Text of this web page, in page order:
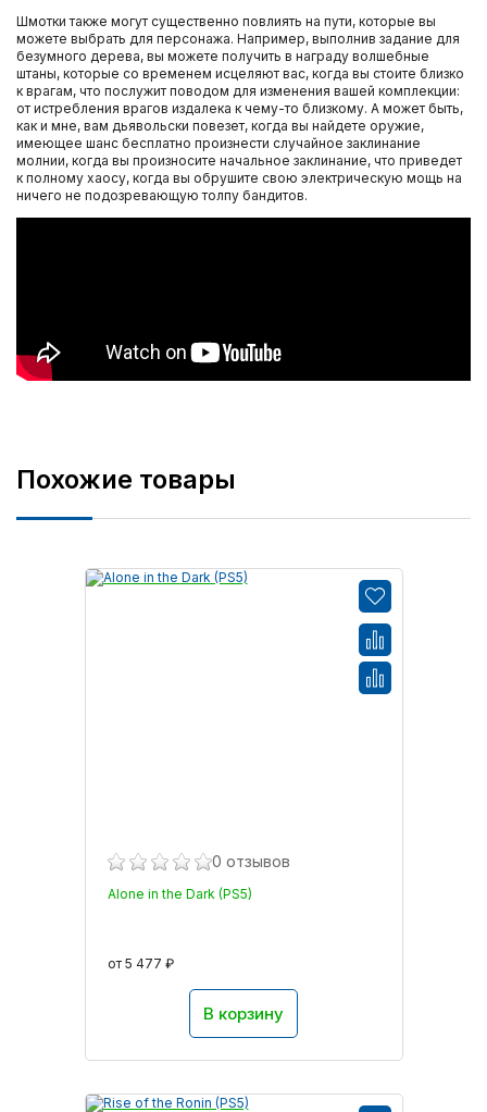
Шмотки также могут существенно повлиять на пути, которые вы
можете выбрать для персонажа. Например, выполнив задание для
безумного дерева, вы можете получить в награду волшебные
штаны, которые со временем исцеляют вас, когда вы стоите близко
к врагам, что послужит поводом для изменения вашей комплекции:
от истребления врагов издалека к чему-то близкому. А может быть,
как и мне, вам дьявольски повезет, когда вы найдете оружие,
имеющее шанс бесплатно произнести случайное заклинание
молнии, когда вы произносите начальное заклинание, что приведет
к полному хаосу, когда вы обрушите свою электрическую мощь на
ничего не подозревающую толпу бандитов.
Похожие товары
0 отзывов
Alone in the Dark (PS5)
от 5 477 ₽
В корзину